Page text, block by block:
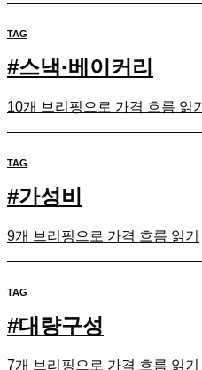
TAG
#스낵·베이커리
10개 브리핑으로 가격 흐름 읽기
TAG
#가성비
9개 브리핑으로 가격 흐름 읽기
TAG
#대량구성
7개 브리핑으로 가격 흐름 읽기